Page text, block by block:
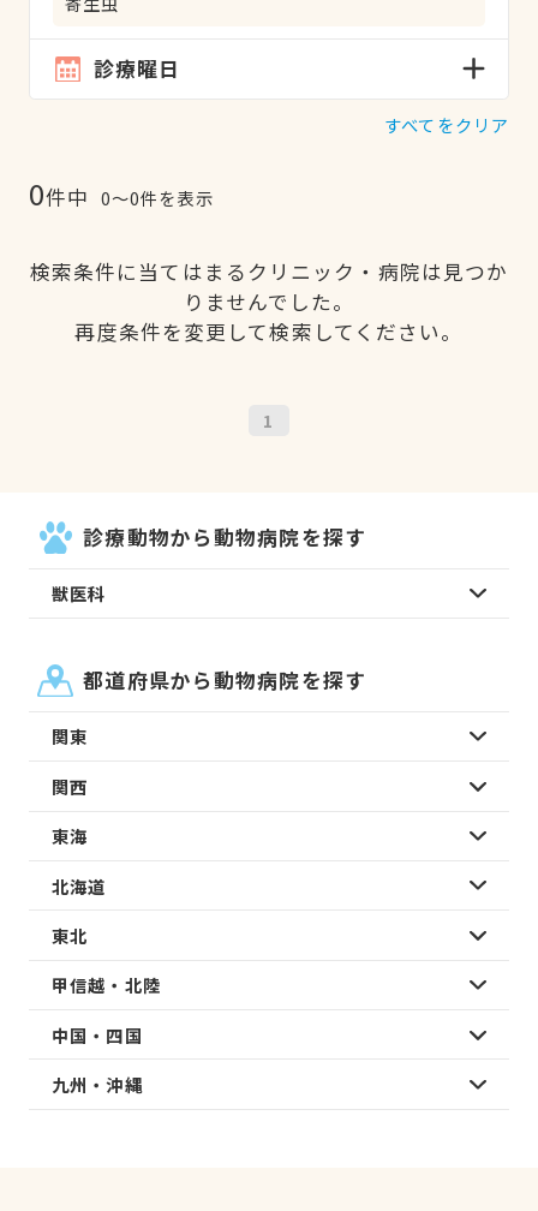
診療曜日
すべてをクリア
0件中 0〜0件を表示
検索条件に当てはまるクリニック・病院は見つか
りませんでした。
再度条件を変更して検索してください。
1
診療動物から動物病院を探す
獣医科
都道府県から動物病院を探す
関東
関西
東海
北海道
東北
甲信越・北陸
中国・四国
九州・沖縄